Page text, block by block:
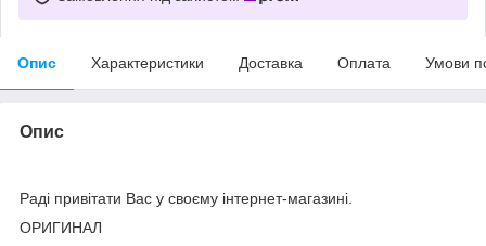
Опис Характеристики Доставка Оплата Умови
Опис
Раді привітати Вас у своєму інтернет-магазині.
ОРИГИНАЛ